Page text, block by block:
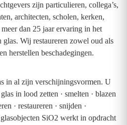
zijn particulieren, collega’s,
architecten, scholen, kerken,
dan 25 jaar ervaring in het
Wij restaureren zowel oud als
herstellen beschadegingen.
in al zijn verschijningsvormen. U
in lood zetten · smelten · blazen
· restaureren · snijden ·
SiO2 werkt in opdracht